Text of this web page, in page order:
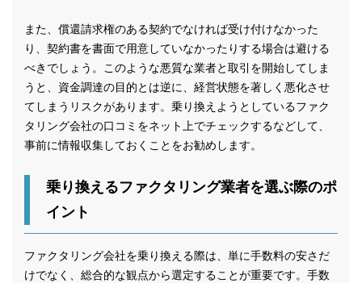
また、償還請求権のある契約でなければ受け付けなかった
り、契約書を書面で用意していなかったりする場合は避ける
べきでしょう。このような悪質な業者と取引を開始してしま
うと、資金調達の目的とは逆に、経営状態を著しく悪化させ
てしまうリスクがあります。乗り換えようとしているファク
タリング会社の口コミをネット上でチェックするなどして、
事前に情報収集しておくことをお勧めします。
乗り換えるファクタリング業者を選ぶ際のポ
イント
ファクタリング会社を乗り換える際は、単に手数料の安さだ
けでなく、総合的な観点から選定することが重要です。手数